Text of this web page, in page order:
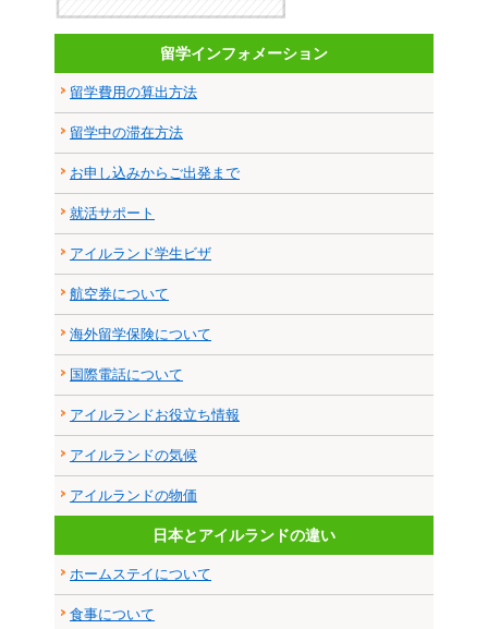
留学インフォメーション
留学費用の算出方法
留学中の滞在方法
お申し込みからご出発まで
就活サポート
アイルランド学生ビザ
航空券について
海外留学保険について
国際電話について
アイルランドお役立ち情報
アイルランドの気候
アイルランドの物価
日本とアイルランドの違い
ホームステイについて
食事について